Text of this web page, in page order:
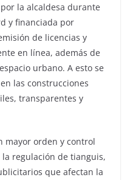
la alcaldesa durante
y financiada por
de licencias y
en línea, además de
urbano. A esto se
las construcciones
transparentes y
mayor orden y control
regulación de tianguis,
que afectan la